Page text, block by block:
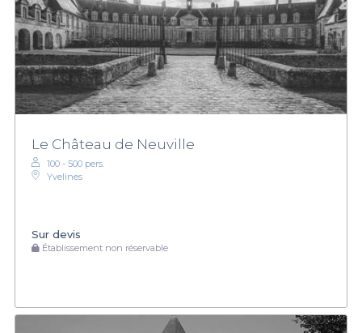
Le Château de Neuville
100 - 500 pers.
Yvelines
Sur devis
Établissement non réservable